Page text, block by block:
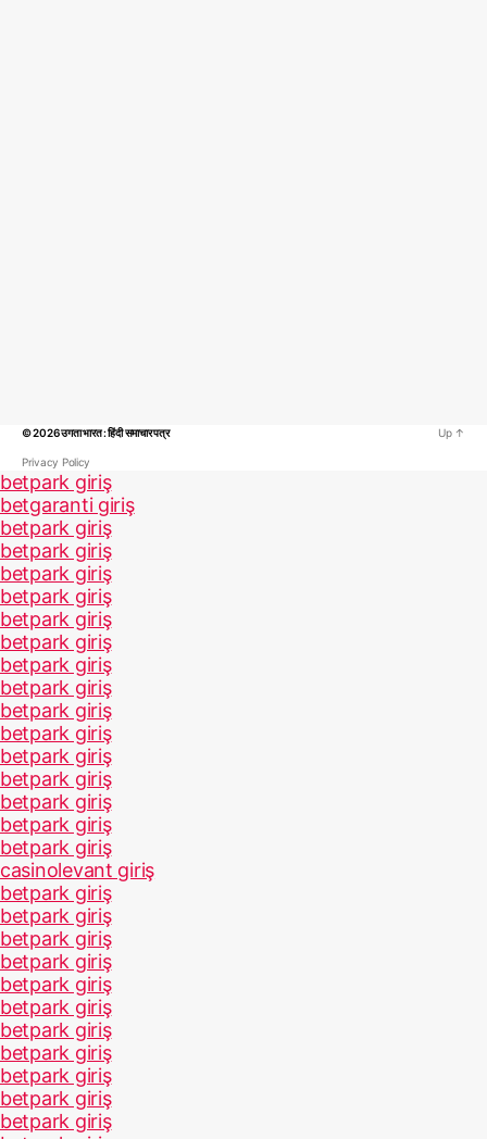
© 2026उगता भारत : हिंदी समाचार पत्र
Privacy Policy
Up ↑
betpark giriş
betgaranti giriş
betpark giriş
betpark giriş
betpark giriş
betpark giriş
betpark giriş
betpark giriş
betpark giriş
betpark giriş
betpark giriş
betpark giriş
betpark giriş
betpark giriş
betpark giriş
betpark giriş
betpark giriş
casinolevant giriş
betpark giriş
betpark giriş
betpark giriş
betpark giriş
betpark giriş
betpark giriş
betpark giriş
betpark giriş
betpark giriş
betpark giriş
betpark giriş